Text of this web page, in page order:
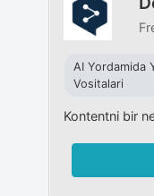
AI Yordamida
Vositalari
Kontentni bir